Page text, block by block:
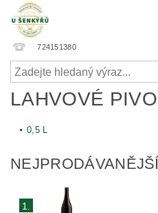
724151380
LAHVOVÉ PIVO
0,5 L
NEJPRODÁVANĚJŠÍ
1.